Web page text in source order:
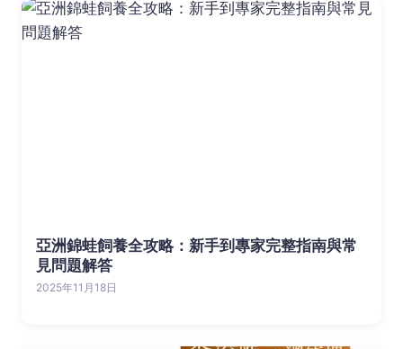
亞洲錦蛙飼養全攻略：新手到專家完整指南與常
見問題解答
2025年11月18日